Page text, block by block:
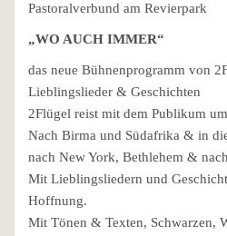
Pastoralverbund am Revierpark
„WO AUCH IMMER“
das neue Bühnenprogramm von
Lieblingslieder & Geschichten
2Flügel reist mit dem Publikum
Nach Birma und Südafrika & in
nach New York, Bethlehem &
Mit Lieblingsliedern und
Hoffnung.
Mit Tönen & Texten, Schwarzen,